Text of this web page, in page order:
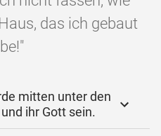
das ich gebaut
mitten unter den
ihr Gott sein.